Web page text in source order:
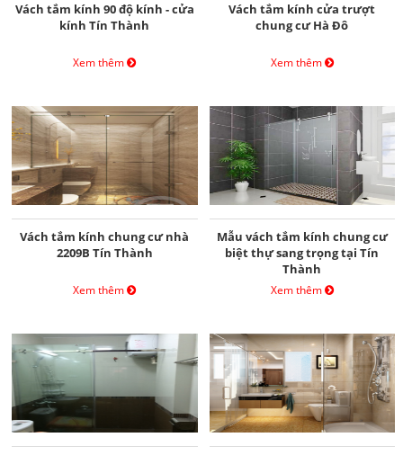
Vách tắm kính 90 độ kính - cửa
kính Tín Thành
Xem thêm
Vách tắm kính cửa trượt
chung cư Hà Đô
Xem thêm
Vách tắm kính chung cư nhà
2209B Tín Thành
Xem thêm
Mẫu vách tắm kính chung cư
biệt thự sang trọng tại Tín
Thành
Xem thêm